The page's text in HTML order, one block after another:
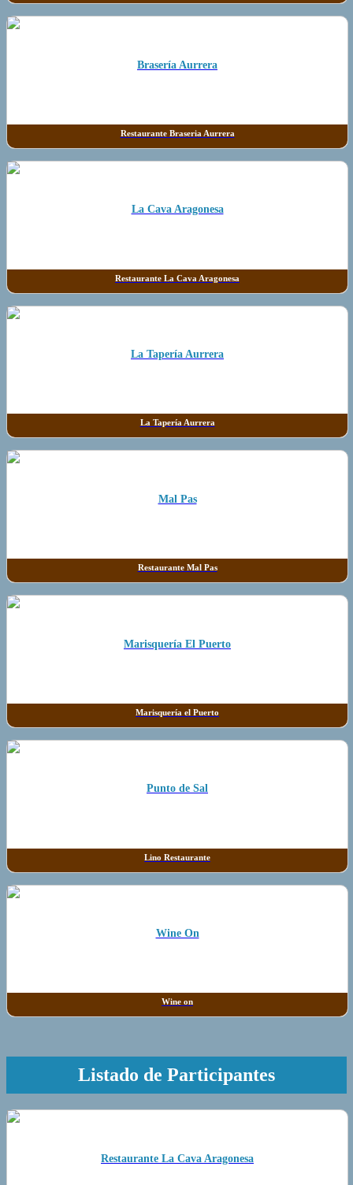
Brasería Aurrera
Restaurante Braseria Aurrera
La Cava Aragonesa
Restaurante La Cava Aragonesa
La Tapería Aurrera
La Tapería Aurrera
Mal Pas
Restaurante Mal Pas
Marisquería El Puerto
Marisquería el Puerto
Punto de Sal
Lino Restaurante
Wine On
Wine on
Listado de Participantes
Restaurante La Cava Aragonesa